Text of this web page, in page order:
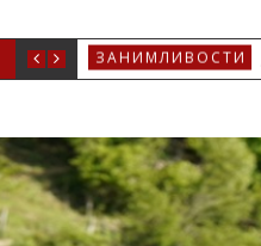
ЗАНИМЛИВОСТИ